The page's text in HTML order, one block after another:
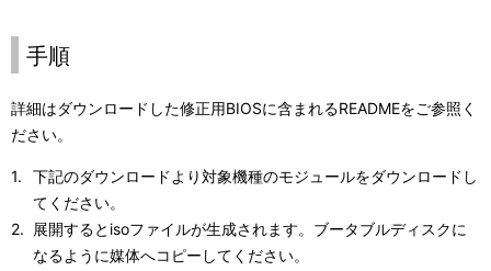
手順
詳細はダウンロードした修正用BIOSに含まれるREADMEをご参照く
ださい。
下記のダウンロードより対象機種のモジュールをダウンロードし
てください。
展開するとisoファイルが生成されます。ブータブルディスクに
なるように媒体へコピーしてください。